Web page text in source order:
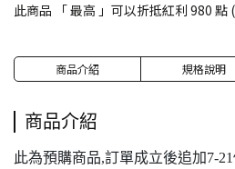
此商品 「 最高 」可以折抵紅利 980 點
商品介紹 規格說明
商品介紹
此為預購商品,訂單成立後追加7-